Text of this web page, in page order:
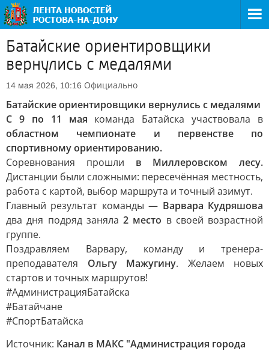
Батайские ориентировщики
вернулись с медалями
14 мая 2026, 10:16 Официально
Батайские ориентировщики вернулись с медалями
С 9 по 11 мая команда Батайска участвовала в
областном чемпионате и первенстве по
спортивному ориентированию.
Соревнования прошли в Миллеровском лесу.
Дистанции были сложными: пересечённая местность,
работа с картой, выбор маршрута и точный азимут.
Главный результат команды — Варвара Кудряшова
два дня подряд заняла 2 место в своей возрастной
группе.
Поздравляем Варвару, команду и тренера-
преподавателя Ольгу Мажугину. Желаем новых
стартов и точных маршрутов!
#АдминистрацияБатайска
#Батайчане
#СпортБатайска
Источник: Канал в МАКС "Администрация города